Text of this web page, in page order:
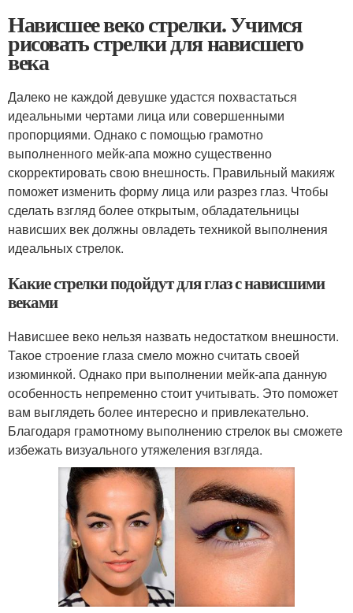
Нависшее веко стрелки. Учимся
рисовать стрелки для нависшего
века
Далеко не каждой девушке удастся похвастаться
идеальными чертами лица или совершенными
пропорциями. Однако с помощью грамотно
выполненного мейк-апа можно существенно
скорректировать свою внешность. Правильный макияж
поможет изменить форму лица или разрез глаз. Чтобы
сделать взгляд более открытым, обладательницы
нависших век должны овладеть техникой выполнения
идеальных стрелок.
Какие стрелки подойдут для глаз с нависшими
веками
Нависшее веко нельзя назвать недостатком внешности.
Такое строение глаза смело можно считать своей
изюминкой. Однако при выполнении мейк-апа данную
особенность непременно стоит учитывать. Это поможет
вам выглядеть более интересно и привлекательно.
Благодаря грамотному выполнению стрелок вы сможете
избежать визуального утяжеления взгляда.